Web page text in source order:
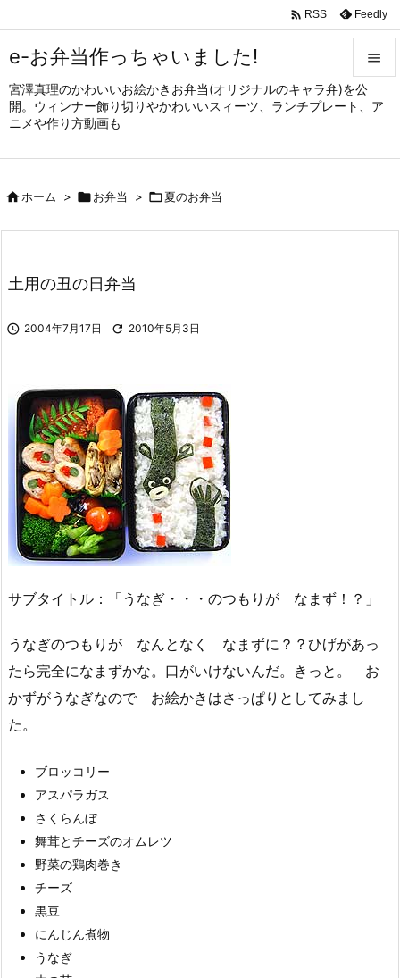
e-お弁当作っちゃいました!
宮澤真理のかわいいお絵かきお弁当(オリジナルのキャラ弁)を公
開。ウィンナー飾り切りやかわいいスィーツ、ランチプレート、ア
ニメや作り方動画も


メニュ
サイド

 RSS Feedly
ホーム > お弁当 > 夏のお弁当
土用の丑の日弁当
 2004年7月17日  2010年5月3日
サブタイトル：「うなぎ・・・のつもりが なまず！？」
うなぎのつもりが なんとなく なまずに？？ひげがあっ
たら完全になまずかな。口がいけないんだ。きっと。 お
かずがうなぎなので お絵かきはさっぱりとしてみまし
た。
ブロッコリー
アスパラガス
さくらんぼ
舞茸とチーズのオムレツ
野菜の鶏肉巻き
チーズ
黒豆
にんじん煮物
うなぎ